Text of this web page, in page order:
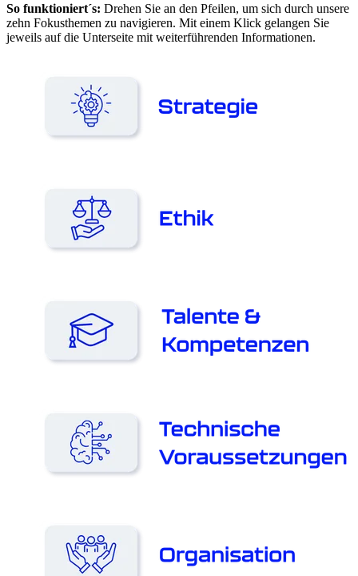
So funktioniert´s: Drehen Sie an den Pfeilen, um sich durch unsere
zehn Fokusthemen zu navigieren. Mit einem Klick gelangen Sie
jeweils auf die Unterseite mit weiterführenden Informationen.